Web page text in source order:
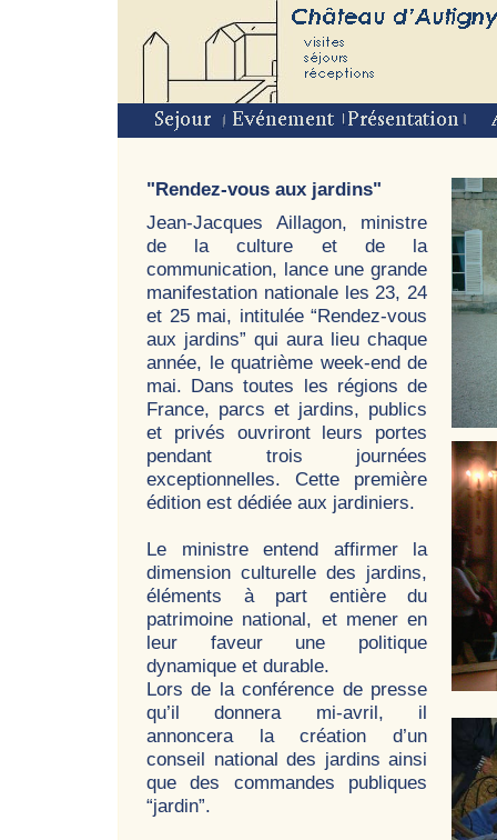
"Rendez-vous aux jardins"
Jean-Jacques Aillagon, ministre
de la culture et de la
communication, lance une grande
manifestation nationale les 23, 24
et 25 mai, intitulée “Rendez-vous
aux jardins” qui aura lieu chaque
année, le quatrième week-end de
mai. Dans toutes les régions de
France, parcs et jardins, publics
et privés ouvriront leurs portes
pendant trois journées
exceptionnelles. Cette première
édition est dédiée aux jardiniers.
Le ministre entend affirmer la
dimension culturelle des jardins,
éléments à part entière du
patrimoine national, et mener en
leur faveur une politique
dynamique et durable.
Lors de la conférence de presse
qu’il donnera mi-avril, il
annoncera la création d’un
conseil national des jardins ainsi
que des commandes publiques
“jardin”.